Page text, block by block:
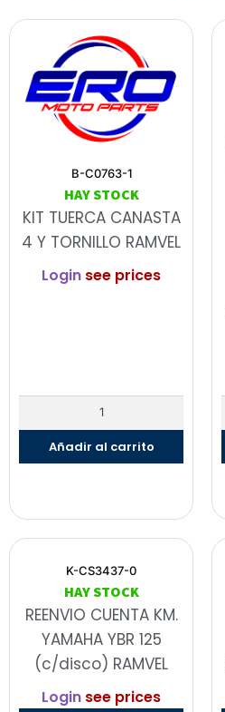
B-C0763-1
HAY STOCK
KIT TUERCA CANASTA
4 Y TORNILLO RAMVEL
Login see prices
Añadir al carrito
K-CS3437-0
HAY STOCK
REENVIO CUENTA KM.
YAMAHA YBR 125
(c/disco) RAMVEL
Login see prices